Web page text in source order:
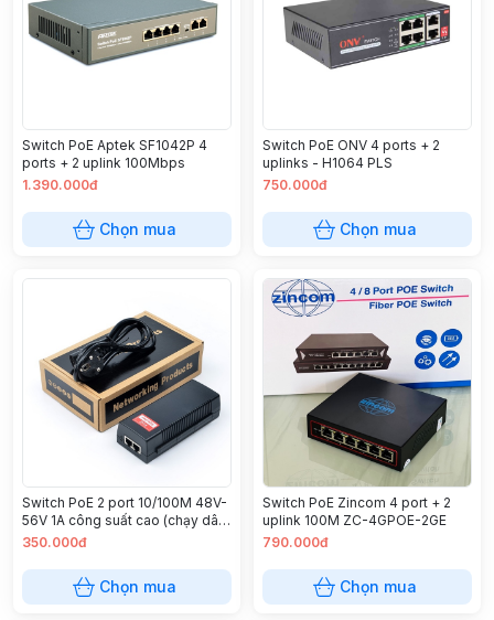
Switch PoE Aptek SF1042P 4
ports + 2 uplink 100Mbps
1.390.000đ
Chọn mua
Switch PoE ONV 4 ports + 2
uplinks - H1064 PLS
750.000đ
Chọn mua
Switch PoE 2 port 10/100M 48V-
56V 1A công suất cao (chạy dây
8 lõi 45+ 78-)
350.000đ
Chọn mua
Switch PoE Zincom 4 port + 2
uplink 100M ZC-4GPOE-2GE
790.000đ
Chọn mua